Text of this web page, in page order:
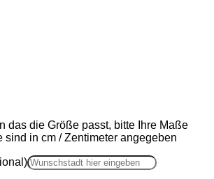
das die Größe passt, bitte Ihre Maße
sind in cm / Zentimeter angegeben